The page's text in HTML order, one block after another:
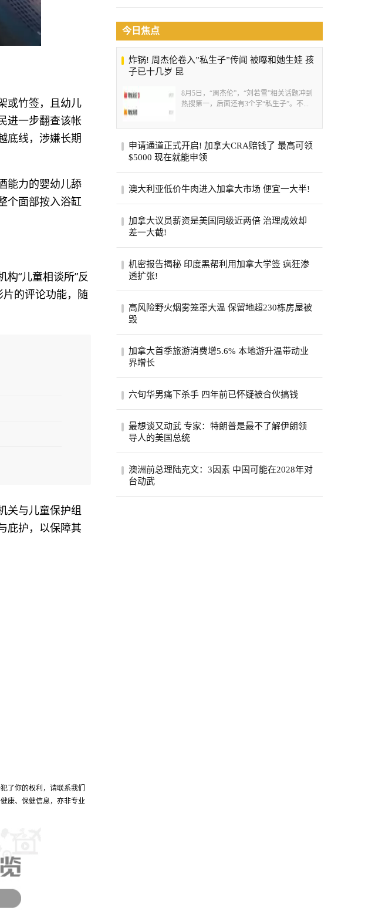
或竹签，且幼儿
进一步翻查该帐
底线，涉嫌长期
能力的婴幼儿舔
个面部按入浴缸
“儿童相谈所”反
的评论功能，随
关与儿童保护组
庇护，以保障其
了你的权利，请联系我们
康、保健信息，亦非专业
今日焦点
炸锅! 周杰伦卷入”私生子”传闻 被曝和她生娃 孩
子已十几岁 昆
8月5日，“周杰伦”，“刘若雪”相关话题冲到
热搜第一，后面还有3个字“私生子”。不...
申请通道正式开启! 加拿大CRA赔钱了 最高可领
$5000 现在就能申领
拖了6年的集体诉讼终于走到了赔钱这一
澳大利亚低价牛肉进入加拿大市场 便宜一大半!
产品每公斤价差超40加元。供应紧张、气候
加拿大议员薪资是美国同级近两倍 治理成效却
差一大截!
员平均年薪约11.5万加元，是美国州级议员
机密报告揭秘 印度黑帮利用加拿大学签 疯狂渗
透扩张!
比什诺伊帮派头目戈迪·布拉尔持学生签证
高风险野火烟雾笼罩大温 保留地超230栋房屋被
毁
罩，奥卡纳根印第安保留地火灾致逾230栋
加拿大首季旅游消费增5.6% 本地游升温带动业
界增长
费按年上升5.6%，达295亿元，显示2026年
六旬华男痛下杀手 四年前已怀疑被合伙搞钱
案，现金投入800万元左右，总贷款1500万
元，全...
最想谈又动武 专家：特朗普是最不了解伊朗领
导人的美国总统
看板。（路透）特朗普总统自认擅长看透并
澳洲前总理陆克文：3因素 中国可能在2028年对
台动武